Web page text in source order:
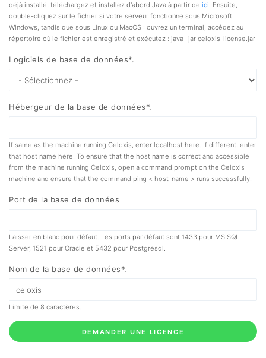
déjà installé, téléchargez et installez d'abord Java à partir de ici. Ensuite,
double-cliquez sur le fichier si votre serveur fonctionne sous Microsoft
Windows, tandis que sous Linux ou MacOS : ouvrez un terminal, accédez au
répertoire où le fichier est enregistré et exécutez : java -jar celoxis-license.jar
Logiciels de base de données*.
Hébergeur de la base de données*.
If same as the machine running Celoxis, enter localhost here. If different, enter
that host name here. To ensure that the host name is correct and accessible
from the machine running Celoxis, open a command prompt on the Celoxis
machine and ensure that the command ping < host-name > runs successfully.
Port de la base de données
Laisser en blanc pour défaut. Les ports par défaut sont 1433 pour MS SQL
Server, 1521 pour Oracle et 5432 pour Postgresql.
Nom de la base de données*.
Limite de 8 caractères.
DEMANDER UNE LICENCE